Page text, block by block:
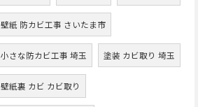
壁紙 防カビ工事 さいたま市
小さな防カビ工事 埼玉 塗装 カビ取り 埼玉
壁紙裏 カビ カビ取り